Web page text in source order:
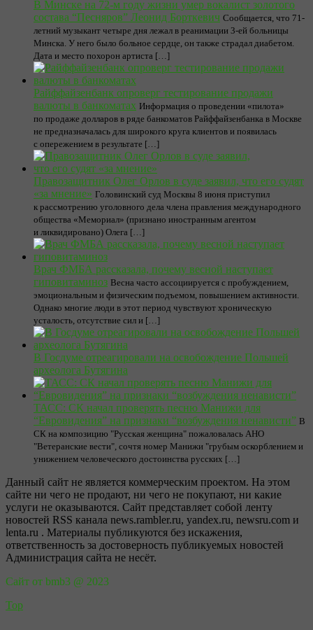
В Минске на 72-м году жизни умер вокалист золотого
состава “Песняров” Леонид Борткевич Сообщается, что 71-
летний музыкант четыре дня лежал в реанимации 3-ей больницы
Минска. У него было больное сердце, он также страдал диабетом.
Дата и место похорон артиста […]
Райффайзенбанк опроверг тестирование продажи
валюты в банкоматах Информация о проведении «пилота»
по продаже долларов в ряде банкоматов Райффайзенбанка в Москве
не предназначалась для широкого круга клиентов и появилась
с опережением в результате […]
Правозащитник Олег Орлов в суде заявил, что его судят
«за мнение» Головинский суд Москвы 8 июня приступил
к рассмотрению уголовного дела члена правления международного
общества «Мемориал» (признано иностранным агентом
и ликвидировано) Олега […]
Врач ФМБА рассказала, почему весной наступает
гиповитаминоз Весна часто ассоциируется с пробуждением,
эмоциональным и физическим подъемом, повышением активности.
Однако многие люди в этот период чувствуют хроническую
усталость, отсутствие сил и […]
В Госдуме отреагировали на освобождение Польшей
археолога Бутягина
ТАСС: СК начал проверять песню Манижи для
“Евровидения” на признаки “возбуждения ненависти” В
СК на композицию "Русская женщина" пожаловалась АНО
"Ветеранские вести", сочтя номер Манижи "грубым оскорблением и
унижением человеческого достоинства русских […]
Данный сайт не является коммерческим проектом. На этом
сайте ни чего не продают, ни чего не покупают, ни какие
услуги не оказываются. Сайт представляет собой ленту
новостей RSS канала news.rambler.ru, yandex.ru, newsru.com и
lenta.ru . Материалы публикуются без искажения,
ответственность за достоверность публикуемых новостей
Администрация сайта не несёт.
Сайт от bmb3 @ 2023
Top